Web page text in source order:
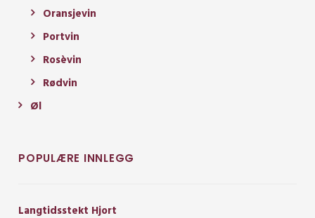
Oransjevin
Portvin
Rosèvin
Rødvin
Øl
POPULÆRE INNLEGG
Langtidsstekt Hjort